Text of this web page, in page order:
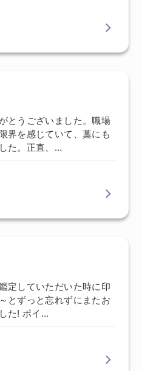
とうございました。職場
界を感じていて、藁にも
た。正直、…
定していただいた時に印
とずっと忘れずにまたお
た! ポイ…